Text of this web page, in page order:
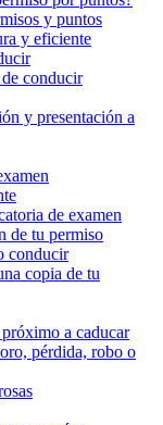
y puntos
y eficiente
conducir
y presentación a
de examen
de tu permiso
conducir
copia de tu
a caducar
pérdida, robo o